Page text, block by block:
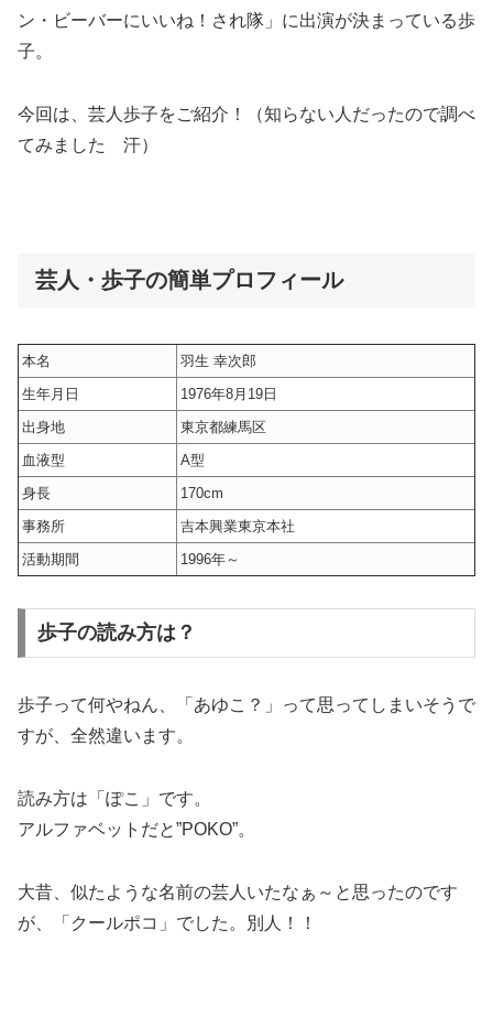
ン・ビーバーにいいね！され隊」に出演が決まっている歩
子。
今回は、芸人歩子をご紹介！（知らない人だったので調べ
てみました 汗）
芸人・歩子の簡単プロフィール
本名
羽生 幸次郎
生年月日
1976年8月19日
出身地
東京都練馬区
血液型
A型
身長
170cm
事務所
吉本興業東京本社
活動期間
1996年～
歩子の読み方は？
歩子って何やねん、「あゆこ？」って思ってしまいそうで
すが、全然違います。
読み方は「ぽこ」 です。
アルファベットだと”POKO”。
大昔、似たような名前の芸人いたなぁ～と思ったのです
が、「クールポコ」でした。別人！！